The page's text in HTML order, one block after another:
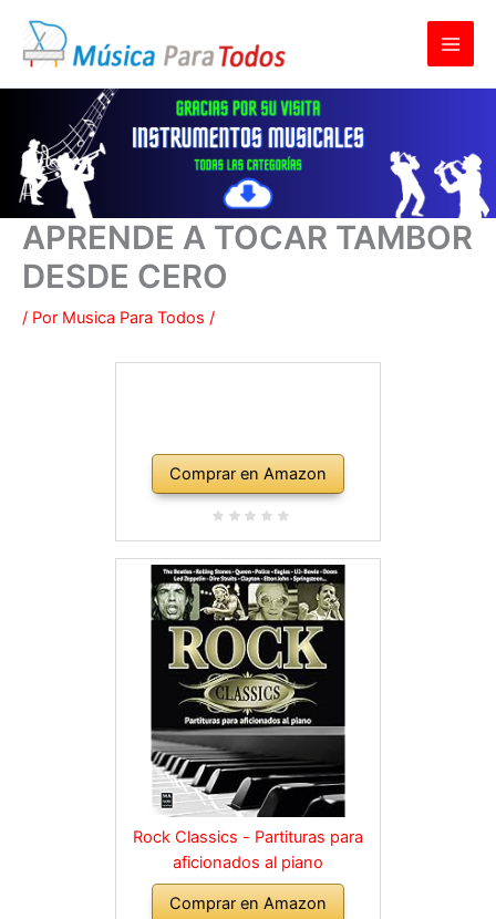
contenido
APRENDE A TOCAR TAMBOR
DESDE CERO
/ Por Musica Para Todos /
Comprar en Amazon
Rock Classics - Partituras para
aficionados al piano
Comprar en Amazon